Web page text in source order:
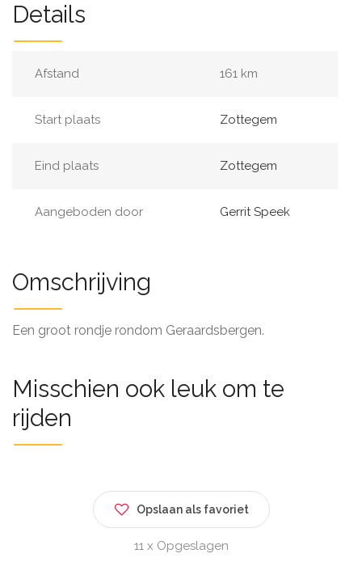
Details
Afstand 161 km
Start plaats Zottegem
Eind plaats Zottegem
Aangeboden door Gerrit Speek
Omschrijving
Een groot rondje rondom Geraardsbergen.
Misschien ook leuk om te
rijden
Opslaan als favoriet
11 x Opgeslagen